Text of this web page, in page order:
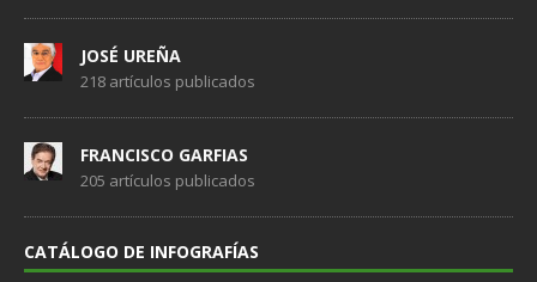
JOSÉ UREÑA
218 artículos publicados
FRANCISCO GARFIAS
205 artículos publicados
CATÁLOGO DE INFOGRAFÍAS